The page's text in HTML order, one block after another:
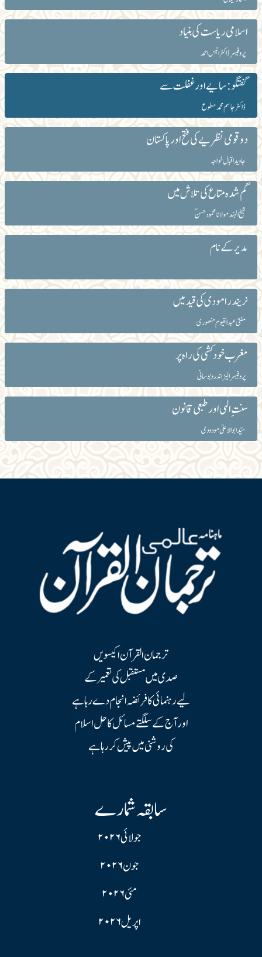
اسلامی ریاست کی بنیاد
پروفیسر ڈاکٹر انیس احمد
گفتگو: سایے اور غفلت سے
ڈاکٹر جاسم محمد مطوع
دو قومی نظریے کی فتح اور پاکستان
جاوید اقبال خواجہ
گم شدہ متاع کی تلاش میں
شیخ الہند مولانا محمود حسنؒ
مدیر کے نام
نریندرا مودی کی قید میں
مفتی عبدالقیوم منصوری
مغرب خود کشی کی راہ پر
پروفیسر الیزا ندرو بوسانی
سنت ِ الٰہی اور طبعی قانون
سیّد ابوالاعلیٰ مودودی
ترجمان القرآن اکیسویں
صدی میں مستقبل کی تعمیر کے
لیے رہنمائی کا فریضہ انجام دے رہا ہے
اور آج کے سلگتے مسائل کا حل اسلام
کی روشنی میں پیش کر رہا ہے
سابقہ شمارے
جولائی ۲۰۲۶
جون ۲۰۲۶
مئی ۲۰۲۶
اپریل ۲۰۲۶